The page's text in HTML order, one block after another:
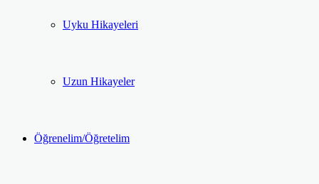
Uyku Hikayeleri
Uzun Hikayeler
Öğrenelim/Öğretelim